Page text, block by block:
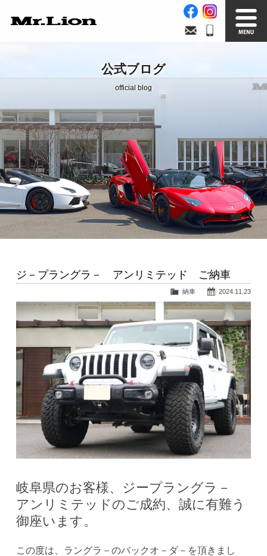
在庫車情報 買取無料査定
Factory
自社工場 サービス案内
Official Blog
公式ブログ
Company info.
会社案内
公式ブログ
official blog
ジ－プラングラ－ アンリミテッド ご納車
2024.11.23
納車
岐阜県のお客様、ジープラングラ－
アンリミテッドのご成約、誠に有難う
御座います。
この度は、ラングラ－のバックオ－ダ－を頂きまし